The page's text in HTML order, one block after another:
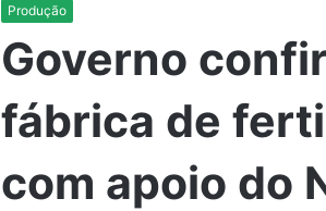
Produção
Governo
fábrica de
com apoio do